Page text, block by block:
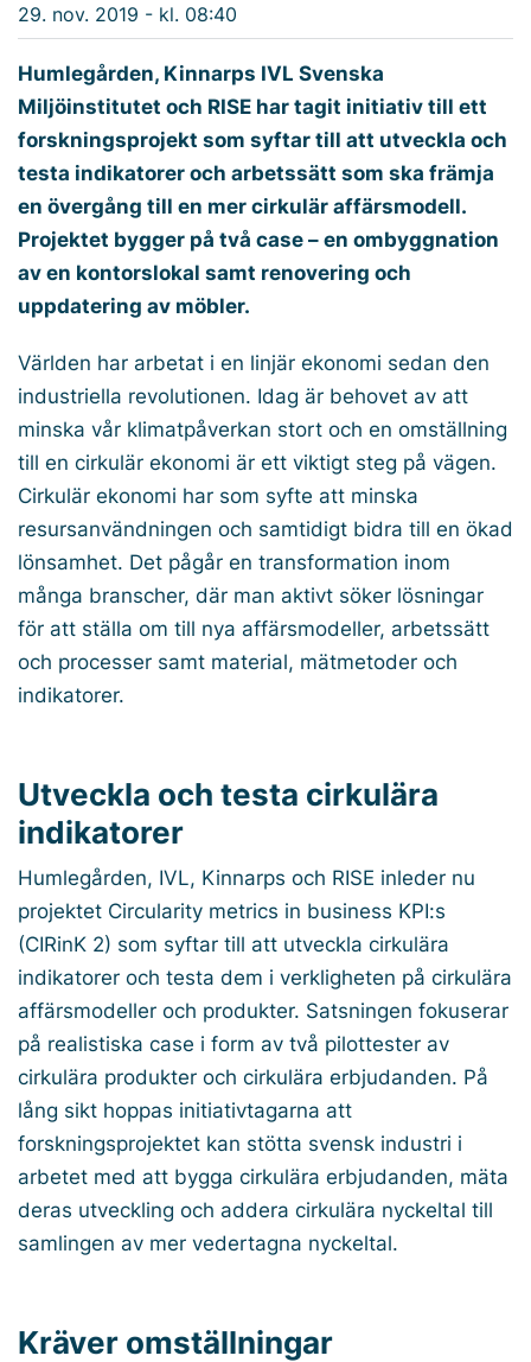
29. nov. 2019 - kl. 08:40
Humlegården, Kinnarps IVL Svenska
Miljöinstitutet och RISE har tagit initiativ till ett
forskningsprojekt som syftar till att utveckla och
testa indikatorer och arbetssätt som ska främja
en övergång till en mer cirkulär affärsmodell.
Projektet bygger på två case – en ombyggnation
av en kontorslokal samt renovering och
uppdatering av möbler.
Världen har arbetat i en linjär ekonomi sedan den
industriella revolutionen. Idag är behovet av att
minska vår klimatpåverkan stort och en omställning
till en cirkulär ekonomi är ett viktigt steg på vägen.
Cirkulär ekonomi har som syfte att minska
resursanvändningen och samtidigt bidra till en ökad
lönsamhet. Det pågår en transformation inom
många branscher, där man aktivt söker lösningar
för att ställa om till nya affärsmodeller, arbetssätt
och processer samt material, mätmetoder och
indikatorer.
Utveckla och testa cirkulära
indikatorer
Humlegården, IVL, Kinnarps och RISE inleder nu
projektet Circularity metrics in business KPI:s
(CIRinK 2) som syftar till att utveckla cirkulära
indikatorer och testa dem i verkligheten på cirkulära
affärsmodeller och produkter. Satsningen fokuserar
på realistiska case i form av två pilottester av
cirkulära produkter och cirkulära erbjudanden. På
lång sikt hoppas initiativtagarna att
forskningsprojektet kan stötta svensk industri i
arbetet med att bygga cirkulära erbjudanden, mäta
deras utveckling och addera cirkulära nyckeltal till
samlingen av mer vedertagna nyckeltal.
Kräver omställningar